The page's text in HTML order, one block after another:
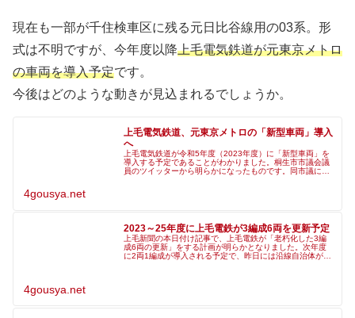
現在も一部が千住検車区に残る元日比谷線用の03系。形
式は不明ですが、今年度以降上毛電気鉄道が元東京メトロ
の車両を導入予定です。
今後はどのような動きが見込まれるでしょうか。
上毛電気鉄道、元東京メトロの「新型車両」導入
へ
上毛電気鉄道が令和5年度（2023年度）に「新型車両」を
導入する予定であることがわかりました。桐生市市議会議
員のツイッターから明らかになったものです。同市議によ
4gousya.net
2023～25年度に上毛電鉄が3編成6両を更新予定
上毛新聞の本日付け記事で、上毛電鉄が「老朽化した3編
成6両の更新」をする計画が明らかとなりました。次年度
に2両1編成が導入される予定で、昨日には沿線自治体が
4gousya.net